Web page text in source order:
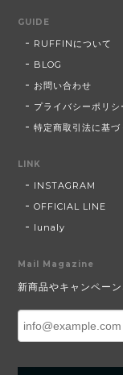
GUIDE
RUFFINについて
BLOG
お問い合わせ
プライバシーポリシ
特定商取引法に基づ
LINK
INSTAGRAM
OFFICIAL LINE
lunaly
Mail Magazine
新商品やキャンペー